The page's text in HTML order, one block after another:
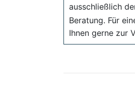
ausschließlich
Beratung. Für
Ihnen gerne zur